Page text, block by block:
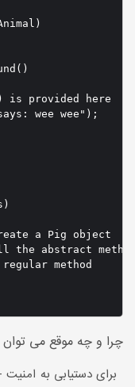
is provided here
wee wee");
a Pig object
the abstract
method
چرا و چه موقع می توان
برای دستیابی به